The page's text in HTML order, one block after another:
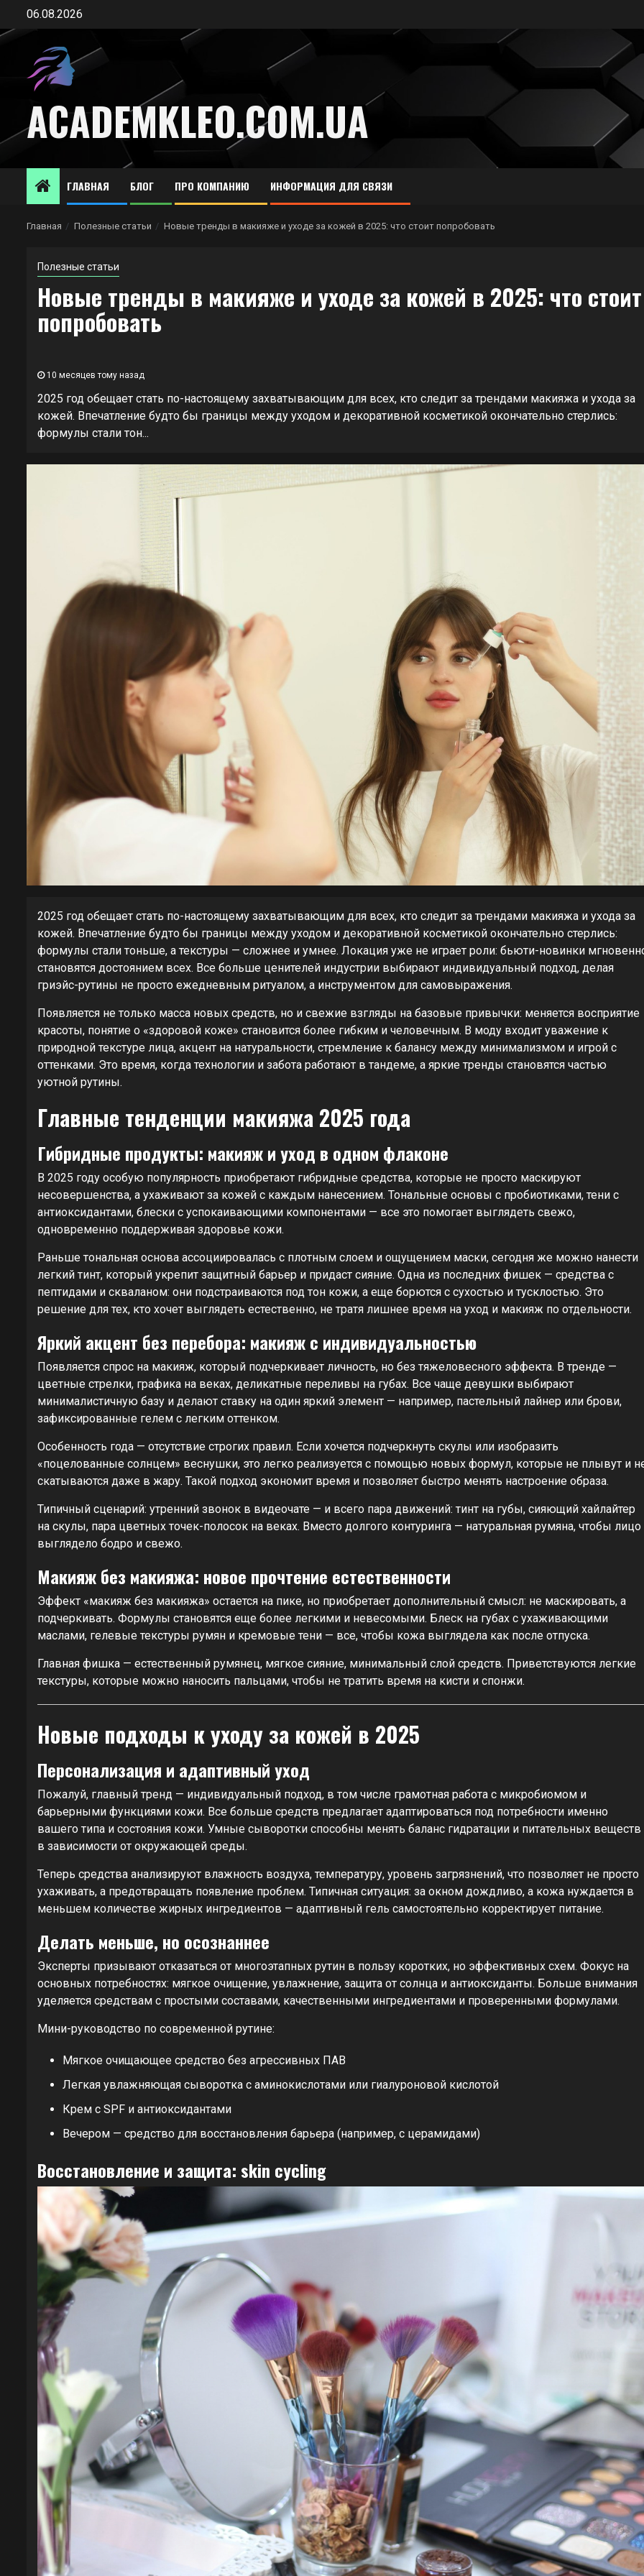
Перейти06.08.2026
ACADEMKLEO.COM.UA
ГЛАВНАЯ БЛОГ ПРО КОМПАНИЮ ИНФОРМАЦИЯ ДЛЯ СВЯЗИ
Главная Полезные статьи Новые тренды в макияже и уходе за кожей в 2025: что стоит попробовать
Полезные статьи
Новые тренды в макияже и уходе за кожей в 2025: что стоит
попробовать
10 месяцев тому назад
2025 год обещает стать по-настоящему захватывающим для всех, кто следит за трендами макияжа и ухода за
кожей. Впечатление будто бы границы между уходом и декоративной косметикой окончательно стерлись:
формулы стали тон...
2025 год обещает стать по-настоящему захватывающим для всех, кто следит за трендами макияжа и ухода за
кожей. Впечатление будто бы границы между уходом и декоративной косметикой окончательно стерлись:
формулы стали тоньше, а текстуры — сложнее и умнее. Локация уже не играет роли: бьюти-новинки
становятся достоянием всех. Все больше ценителей индустрии выбирают индивидуальный подход, делая
гриэйс-рутины не просто ежедневным ритуалом, а инструментом для самовыражения.
Появляется не только масса новых средств, но и свежие взгляды на базовые привычки: меняется восприятие
красоты, понятие о «здоровой коже» становится более гибким и человечным. В моду входит уважение к
природной текстуре лица, акцент на натуральности, стремление к балансу между минимализмом и игрой с
оттенками. Это время, когда технологии и забота работают в тандеме, а яркие тренды становятся частью
уютной рутины.
Главные тенденции макияжа 2025 года
Гибридные продукты: макияж и уход в одном флаконе
В 2025 году особую популярность приобретают гибридные средства, которые не просто маскируют
несовершенства, а ухаживают за кожей с каждым нанесением. Тональные основы с пробиотиками, тени с
антиоксидантами, блески с успокаивающими компонентами — все это помогает выглядеть свежо,
одновременно поддерживая здоровье кожи.
Раньше тональная основа ассоциировалась с плотным слоем и ощущением маски, сегодня же можно нанести
легкий тинт, который укрепит защитный барьер и придаст сияние. Одна из последних фишек — средства с
пептидами и скваланом: они подстраиваются под тон кожи, а еще борются с сухостью и тусклостью. Это
решение для тех, кто хочет выглядеть естественно, не тратя лишнее время на уход и макияж по отдельности.
Яркий акцент без перебора: макияж с индивидуальностью
Появляется спрос на макияж, который подчеркивает личность, но без тяжеловесного эффекта. В тренде —
цветные стрелки, графика на веках, деликатные переливы на губах. Все чаще девушки выбирают
минималистичную базу и делают ставку на один яркий элемент — например, пастельный лайнер или брови,
зафиксированные гелем с легким оттенком.
Особенность года — отсутствие строгих правил. Если хочется подчеркнуть скулы или изобразить
«поцелованные солнцем» веснушки, это легко реализуется с помощью новых формул, которые не плывут и
скатываются даже в жару. Такой подход экономит время и позволяет быстро менять настроение образа.
Типичный сценарий: утренний звонок в видеочате — и всего пара движений: тинт на губы, сияющий хайлайтер
на скулы, пара цветных точек-полосок на веках. Вместо долгого контуринга — натуральная румяна, чтобы лицо
выглядело бодро и свежо.
Макияж без макияжа: новое прочтение естественности
Эффект «макияж без макияжа» остается на пике, но приобретает дополнительный смысл: не маскировать, а
подчеркивать. Формулы становятся еще более легкими и невесомыми. Блеск на губах с ухаживающими
маслами, гелевые текстуры румян и кремовые тени — все, чтобы кожа выглядела как после отпуска.
Главная фишка — естественный румянец, мягкое сияние, минимальный слой средств. Приветствуются легкие
текстуры, которые можно наносить пальцами, чтобы не тратить время на кисти и спонжи.
Новые подходы к уходу за кожей в 2025
Персонализация и адаптивный уход
Пожалуй, главный тренд — индивидуальный подход, в том числе грамотная работа с микробиомом и
барьерными функциями кожи. Все больше средств предлагает адаптироваться под потребности именно
вашего типа и состояния кожи. Умные сыворотки способны менять баланс гидратации и питательных веществ
в зависимости от окружающей среды.
Теперь средства анализируют влажность воздуха, температуру, уровень загрязнений, что позволяет не просто
ухаживать, а предотвращать появление проблем. Типичная ситуация: за окном дождливо, а кожа нуждается в
меньшем количестве жирных ингредиентов — адаптивный гель самостоятельно корректирует питание.
Делать меньше, но осознаннее
Эксперты призывают отказаться от многоэтапных рутин в пользу коротких, но эффективных схем. Фокус на
основных потребностях: мягкое очищение, увлажнение, защита от солнца и антиоксиданты. Больше внимания
уделяется средствам с простыми составами, качественными ингредиентами и проверенными формулами.
Мини-руководство по современной рутине:
Мягкое очищающее средство без агрессивных ПАВ
Легкая увлажняющая сыворотка с аминокислотами или гиалуроновой кислотой
Крем с SPF и антиоксидантами
Вечером — средство для восстановления барьера (например, с церамидами)
Восстановление и защита: skin cycling